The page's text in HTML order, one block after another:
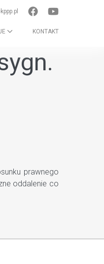
KONTAKT
prawnego
oddalenie co